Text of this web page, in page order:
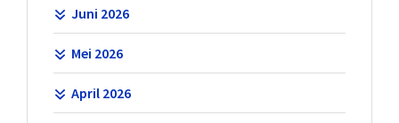
Juni 2026
Mei 2026
April 2026